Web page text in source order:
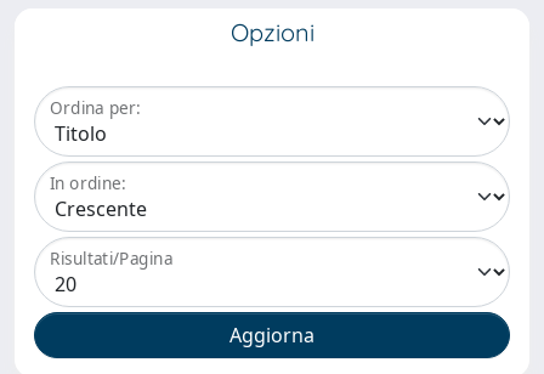
Opzioni
Ordina per:
In ordine:
Risultati/Pagina